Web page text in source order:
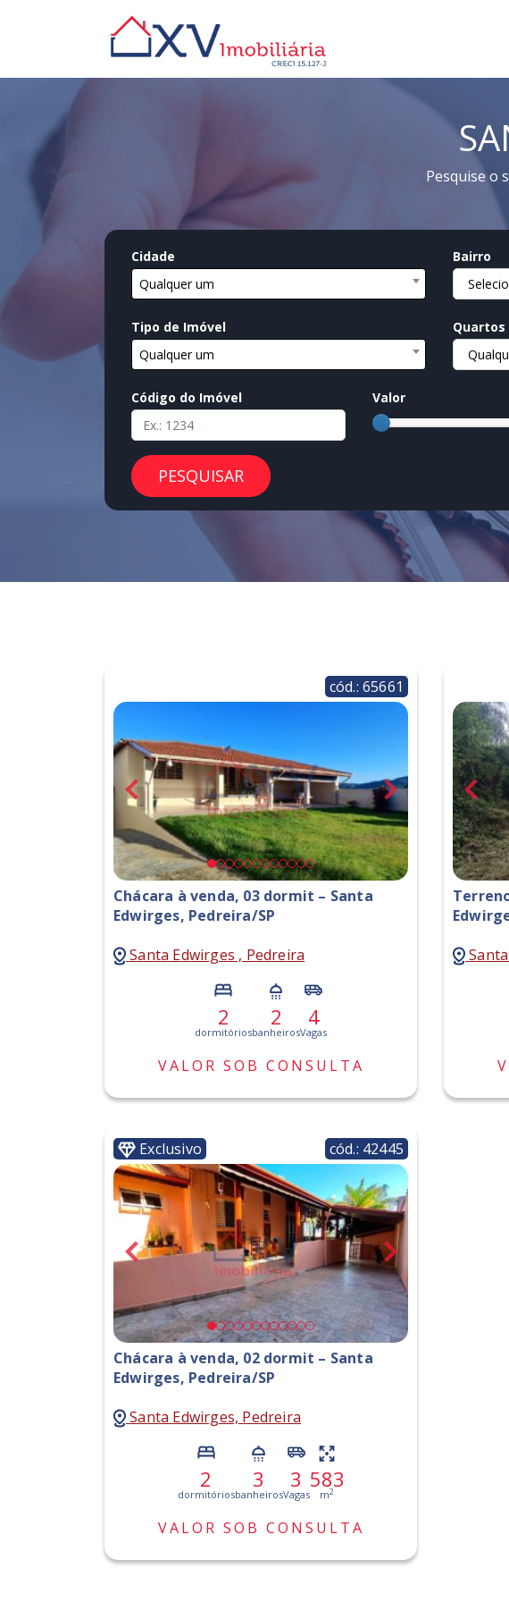
Pesquise o
Cidade
Qualquer um
Bairro
Tipo de Imóvel
Qualquer um
Quartos
Código do Imóvel Valor
PESQUISAR
cód.: 65661
Chácara à venda, 03 dormit – Santa
Edwirges, Pedreira/SP
Santa Edwirges , Pedreira
2
dormitórios
2
banheiros
4
Vagas
VALOR SOB CONSULTA
Exclusivo cód.: 42445
Chácara à venda, 02 dormit – Santa
Edwirges, Pedreira/SP
Santa Edwirges, Pedreira
2
dormitórios
3
banheiros
3
Vagas
583
m2
VALOR SOB CONSULTA